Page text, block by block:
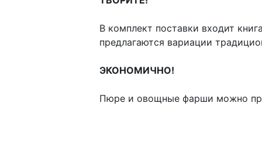
В комплект поставки входит
предлагаются вариации
ЭКОНОМИЧНО!
Пюре и овощные фарши можно